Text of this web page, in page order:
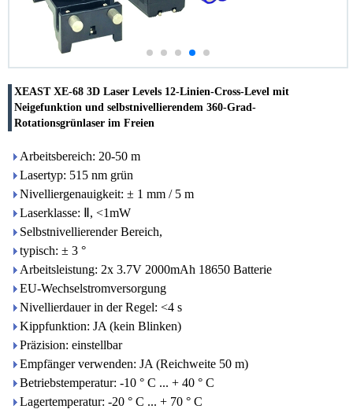
XEAST XE-68 3D Laser Levels 12-Linien-Cross-Level mit
Neigefunktion und selbstnivellierendem 360-Grad-
Rotationsgrünlaser im Freien
Arbeitsbereich: 20-50 m
Lasertyp: 515 nm grün
Nivelliergenauigkeit: ± 1 mm / 5 m
Laserklasse: Ⅱ, <1mW
Selbstnivellierender Bereich,
typisch: ± 3 °
Arbeitsleistung: 2x 3.7V 2000mAh 18650 Batterie
EU-Wechselstromversorgung
Nivellierdauer in der Regel: <4 s
Kippfunktion: JA (kein Blinken)
Präzision: einstellbar
Empfänger verwenden: JA (Reichweite 50 m)
Betriebstemperatur: -10 ° C ... + 40 ° C
Lagertemperatur: -20 ° C ... + 70 ° C